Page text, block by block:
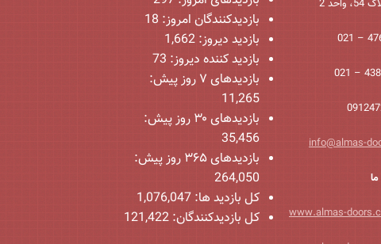
2
info@almas-
www.almas-
بازدیدکنندگان امروز: 18
بازدید دیروز: 1,662
بازدید کننده دیروز: 73
بازدیدهای ۷ روز پیش:
11,265
بازدیدهای ۳۰ روز پیش:
35,456
بازدیدهای ۳۶۵ روز پیش:
264,050
کل بازدید ها: 1,076,047
کل بازدیدکنند‌گان: 121,422